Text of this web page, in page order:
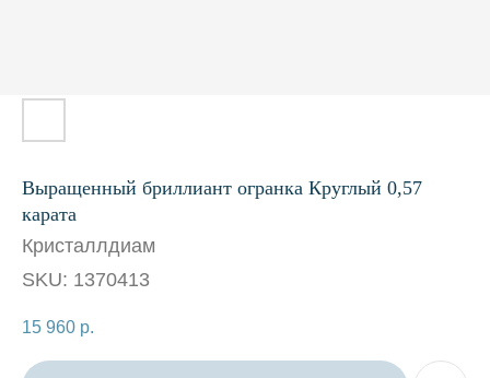
Выращенный бриллиант огранка Круглый 0,57
карата
Кристаллдиам
SKU: 1370413
15 960 р.